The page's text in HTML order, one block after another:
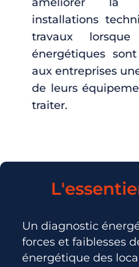
installations
travaux
énergétiques
aux entreprises
de leurs
traiter.
Un diagnostic
forces et faiblesses
énergétique des